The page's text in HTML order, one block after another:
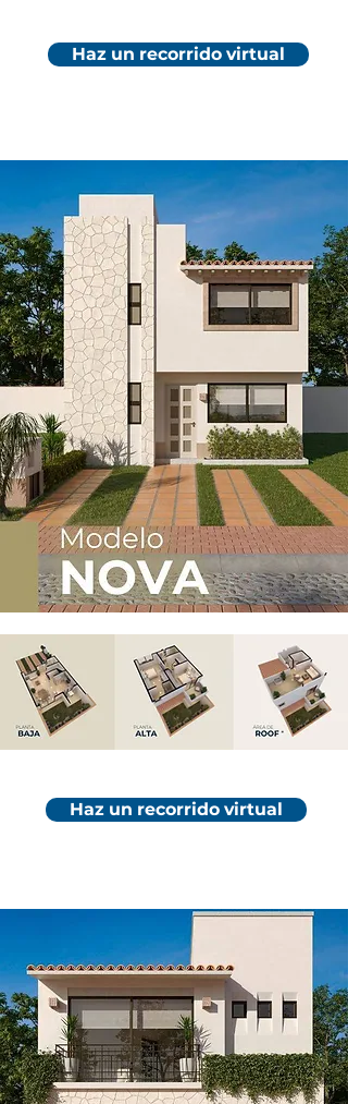
Haz un recorrido virtual
Haz un recorrido virtual